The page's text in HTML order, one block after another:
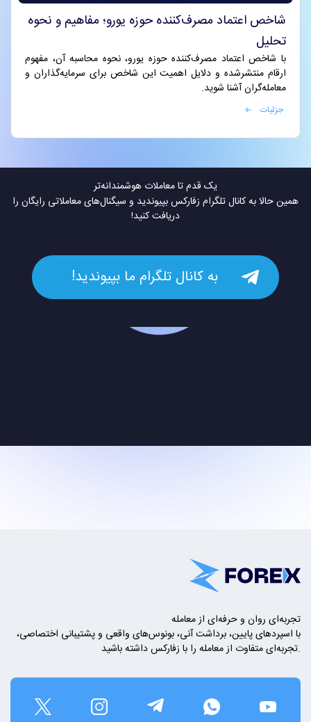
شاخص اعتماد مصرف‌کننده حوزه یورو؛ مفاهیم و نحوه
تحلیل
با شاخص اعتماد مصرف‌کننده حوزه یورو، نحوه محاسبه آن، مفهوم
ارقام منتشرشده و دلایل اهمیت این شاخص برای سرمایه‌گذاران و
معامله‌گران آشنا شوید.
جزئیات
یک قدم تا معاملات هوشمندانه‌تر
همین حالا به کانال تلگرام زفارکس بپیوندید و سیگنال‌های معاملاتی رایگان را
دریافت کنید!
به کانال تلگرام ما بپیوندید!
تجربه‌ای روان و حرفه‌ای از معامله
با اسپردهای پایین، برداشت آنی، بونوس‌های واقعی و پشتیبانی اختصاصی،
تجربه‌ای متفاوت از معامله را با زفارکس داشته باشید.